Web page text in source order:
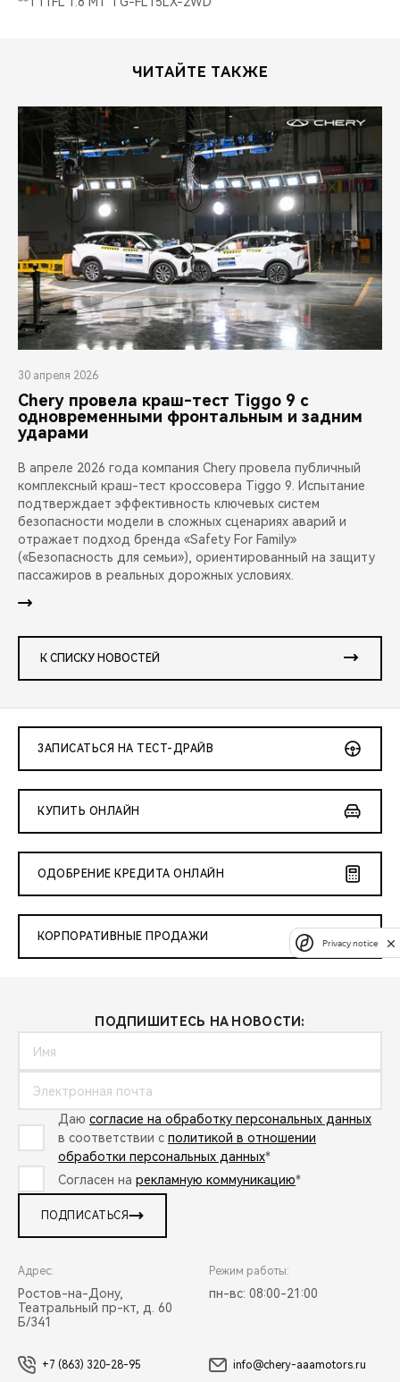
ЧИТАЙТЕ ТАКЖЕ
30 апреля 2026
Chery провела краш-тест Tiggo 9 с
одновременными фронтальным и задним
ударами
В апреле 2026 года компания Chery провела публичный
комплексный краш-тест кроссовера Tiggo 9. Испытание
подтверждает эффективность ключевых систем
безопасности модели в сложных сценариях аварий и
отражает подход бренда «Safety For Family»
(«Безопасность для семьи»), ориентированный на защиту
пассажиров в реальных дорожных условиях.
К СПИСКУ НОВОСТЕЙ
ЗАПИСАТЬСЯ НА ТЕСТ-ДРАЙВ
КУПИТЬ ОНЛАЙН
ОДОБРЕНИЕ КРЕДИТА ОНЛАЙН
КОРПОРАТИВНЫЕ ПРОДАЖИ
ПОДПИШИТЕСЬ НА НОВОСТИ:
Даю согласие на обработку персональных данных
в соответствии с политикой в отношении
обработки персональных данных*
Согласен на рекламную коммуникацию*
ПОДПИСАТЬСЯ
Адрес:
Ростов-на-Дону,
Театральный пр-кт, д. 60
Б/341
Режим работы:
пн-вс: 08:00-21:00
+7 (863) 320-28-95 info@chery-aaamotors.ru
Privacy notice